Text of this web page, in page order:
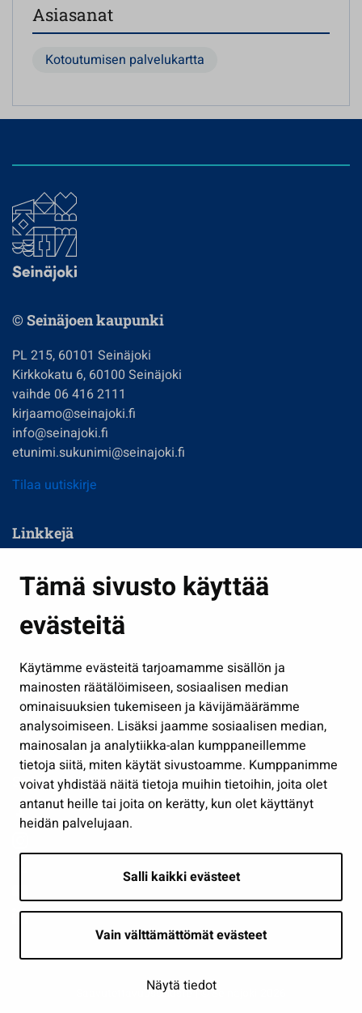
Tämä sivusto käyttää
evästeitä
Käytämme evästeitä tarjoamamme sisällön ja
mainosten räätälöimiseen, sosiaalisen median
ominaisuuksien tukemiseen ja kävijämäärämme
analysoimiseen. Lisäksi jaamme sosiaalisen median,
mainosalan ja analytiikka-alan kumppaneillemme
tietoja siitä, miten käytät sivustoamme. Kumppanimme
voivat yhdistää näitä tietoja muihin tietoihin, joita olet
antanut heille tai joita on kerätty, kun olet käyttänyt
heidän palvelujaan.
Salli kaikki evästeet
Vain välttämättömät evästeet
Näytä tiedot
Asiasanat
Kotoutumisen palvelukartta
© Seinäjoen kaupunki
PL 215, 60101 Seinäjoki
Kirkkokatu 6, 60100 Seinäjoki
vaihde 06 416 2111
kirjaamo@seinajoki.fi
info@seinajoki.fi
etunimi.sukunimi@seinajoki.fi
Tilaa uutiskirje
Linkkejä
Kasvatus ja opetus
Kulttuuri ja liikunta
Työ ja yrittäminen
Osallistu ja asioi
Näytä omat evästeasetukseni
Seuraa meitä
Saavutettavuusseloste | © Seinäjoki 2026